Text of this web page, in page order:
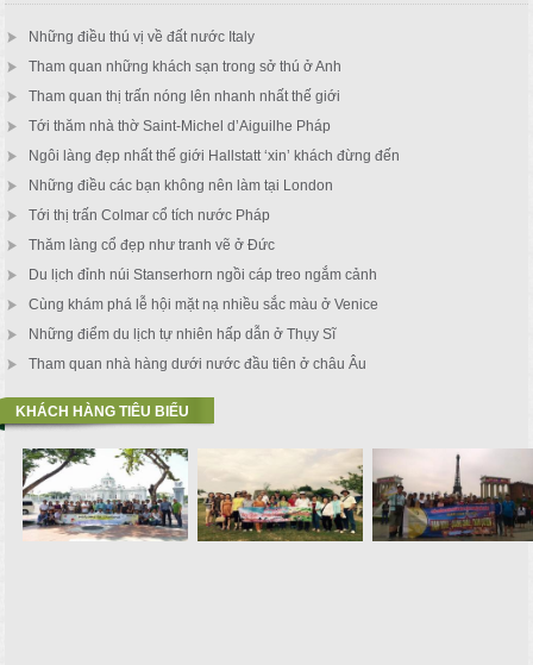
Những điều thú vị về đất nước Italy
Tham quan những khách sạn trong sở thú ở Anh
Tham quan thị trấn nóng lên nhanh nhất thế giới
Tới thăm nhà thờ Saint-Michel d’Aiguilhe Pháp
Ngôi làng đẹp nhất thế giới Hallstatt ‘xin’ khách đừng đến
Những điều các bạn không nên làm tại London
Tới thị trấn Colmar cổ tích nước Pháp
Thăm làng cổ đẹp như tranh vẽ ở Đức
Du lịch đỉnh núi Stanserhorn ngồi cáp treo ngắm cảnh
Cùng khám phá lễ hội mặt nạ nhiều sắc màu ở Venice
Những điểm du lịch tự nhiên hấp dẫn ở Thụy Sĩ
Tham quan nhà hàng dưới nước đầu tiên ở châu Âu
KHÁCH HÀNG TIÊU BIỂU